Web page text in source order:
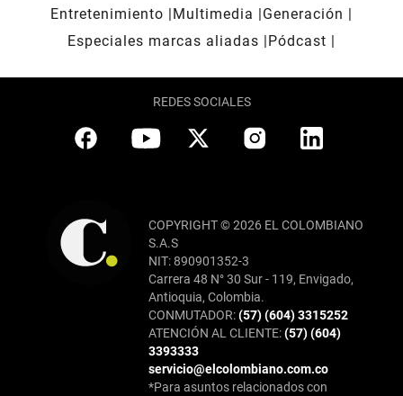
Entretenimiento
Multimedia
Generación
Especiales marcas aliadas
Pódcast
REDES SOCIALES
COPYRIGHT © 2026 EL COLOMBIANO
S.A.S
NIT: 890901352-3
Carrera 48 N° 30 Sur - 119, Envigado,
Antioquia, Colombia.
CONMUTADOR:(57) (604) 3315252
ATENCIÓN AL CLIENTE:(57) (604)
3393333
servicio@elcolombiano.com.co
*Para asuntos relacionados con